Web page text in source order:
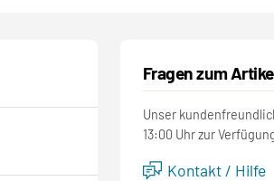
Fragen zum
Unser
13:00 Uhr zur
Kontakt / Hilfe